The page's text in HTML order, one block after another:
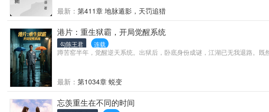
最新： 第411章 地脉遁影，天罚追猎
港片：重生狱霸，开局觉醒系统
勾陈王君 连载
蹲苦窑半年，觉醒逆天系统。出狱后，卧底身份成谜，江湖已无我退路。
最新： 第1034章 蜕变
忘羡重生在不同的时间